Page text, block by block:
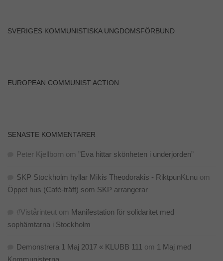
SVERIGES KOMMUNISTISKA UNGDOMSFÖRBUND
EUROPEAN COMMUNIST ACTION
SENASTE KOMMENTARER
Peter Kjellborn om ”Eva hittar skönheten i underjorden”
SKP Stockholm hyllar Mikis Theodorakis - RiktpunKt.nu om
Öppet hus (Café-träff) som SKP arrangerar
#Vistårinteut om Manifestation för solidaritet med
sophämtarna i Stockholm
Demonstrera 1 Maj 2017 « KLUBB 111 om 1 Maj med
och
möjligt
besök. Om
här kakorna
funktionalitet